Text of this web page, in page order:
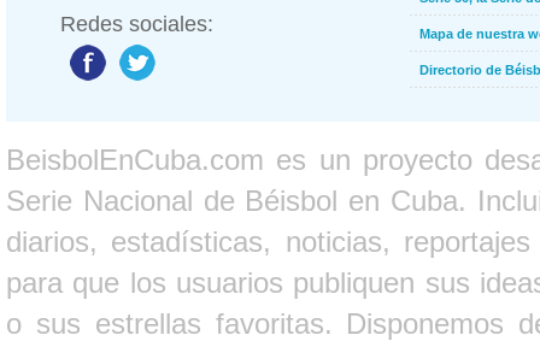
Redes sociales: Mapa de nuestra
Directorio de
BeisbolEnCuba.com es un proyecto
Serie Nacional de Béisbol en Cuba.
diarios, estadísticas, noticias,
para que los usuarios publiquen sus
o sus estrellas favoritas. Disponemos